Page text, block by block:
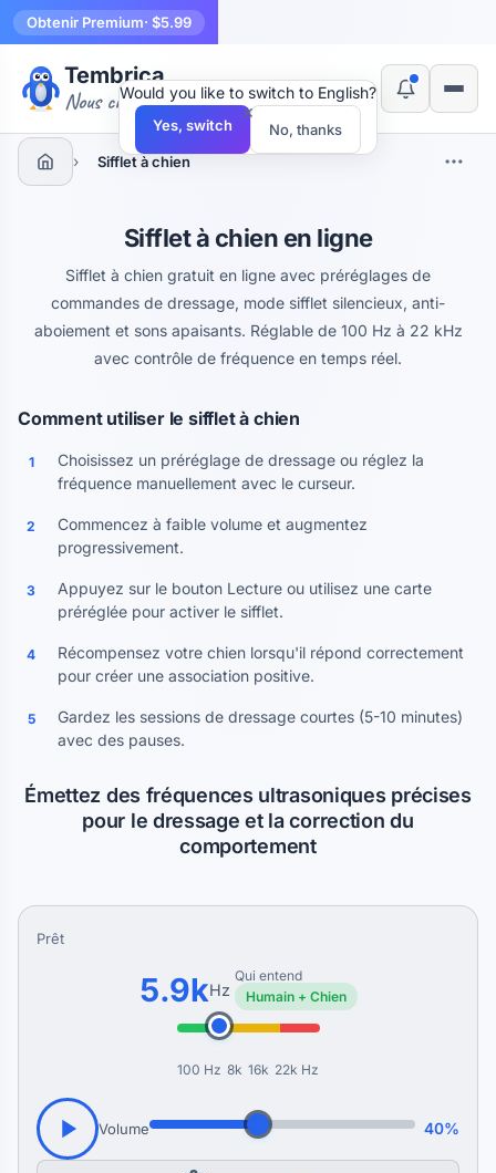
Obtenir Premium· $5.99
Tembrica
Nous créons des outils
› Sifflet à chien
Sifflet à chien en ligne
Sifflet à chien gratuit en ligne avec préréglages de
commandes de dressage, mode sifflet silencieux, anti-
aboiement et sons apaisants. Réglable de 100 Hz à 22 kHz
avec contrôle de fréquence en temps réel.
Comment utiliser le sifflet à chien
1
Choisissez un préréglage de dressage ou réglez la
fréquence manuellement avec le curseur.
2
Commencez à faible volume et augmentez
progressivement.
3
Appuyez sur le bouton Lecture ou utilisez une carte
préréglée pour activer le sifflet.
4
Récompensez votre chien lorsqu'il répond correctement
pour créer une association positive.
5
Gardez les sessions de dressage courtes (5-10 minutes)
avec des pauses.
Émettez des fréquences ultrasoniques précises
pour le dressage et la correction du
comportement
Prêt
5.9kHz
Qui entend
Humain + Chien
100 Hz 8k 16k 22k Hz
Volume 40%
×
Would you like to switch to English?
Yes, switch No, thanks